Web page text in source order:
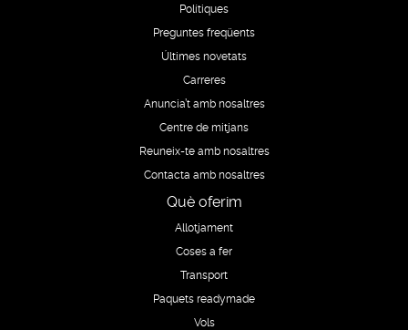
Polítiques
Preguntes freqüents
Últimes novetats
Carreres
Anuncia’t amb nosaltres
Centre de mitjans
Reuneix-te amb nosaltres
Contacta amb nosaltres
Què oferim
Allotjament
Coses a fer
Transport
Paquets readymade
Vols